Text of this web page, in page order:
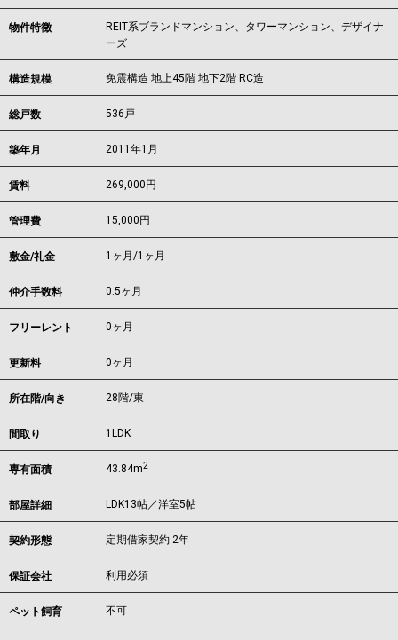
物件特徴
REIT系ブランドマンション、タワーマンション、デザイナ
ーズ
構造規模 免震構造 地上45階 地下2階 RC造
総戸数 536戸
築年月 2011年1月
賃料 269,000 円
管理費 15,000円
敷金/礼金 1ヶ月/1ヶ月
仲介手数料 0.5ヶ月
フリーレント 0ヶ月
更新料 0ヶ月
所在階/向き 28階/東
間取り 1LDK
専有面積 43.84m2
部屋詳細 LDK13帖／洋室5帖
契約形態 定期借家契約 2年
保証会社 利用必須
ペット飼育 不可